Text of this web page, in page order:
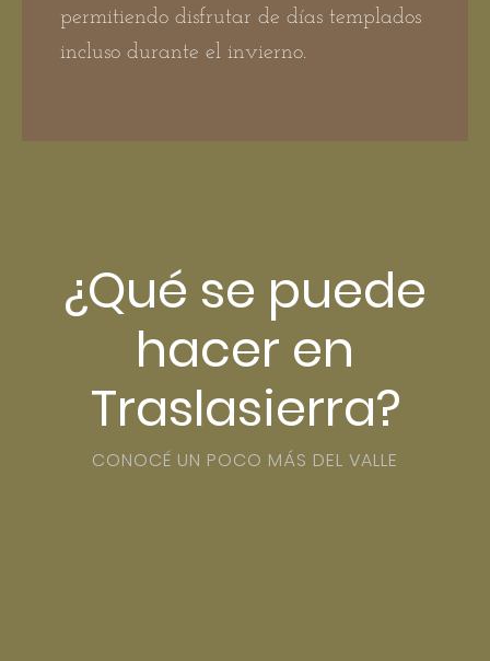
permitiendo disfrutar de días templados
incluso durante el invierno.
¿Qué se puede
hacer en
Traslasierra?
CONOCÉ UN POCO MÁS DEL VALLE